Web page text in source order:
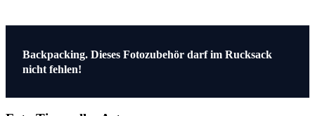
Beitragsnavigation
Vorheriger
Beitrag:
Backpacking. Dieses Fotozubehör darf im Rucksack
nicht fehlen!